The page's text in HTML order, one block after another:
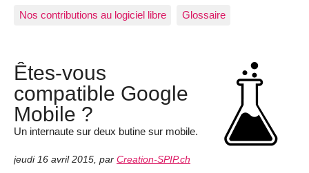
Nos contributions au logiciel libre Glossaire
Êtes-vous
compatible Google
Mobile ?
Un internaute sur deux butine sur mobile.
jeudi 16 avril 2015, par Creation-SPIP.ch